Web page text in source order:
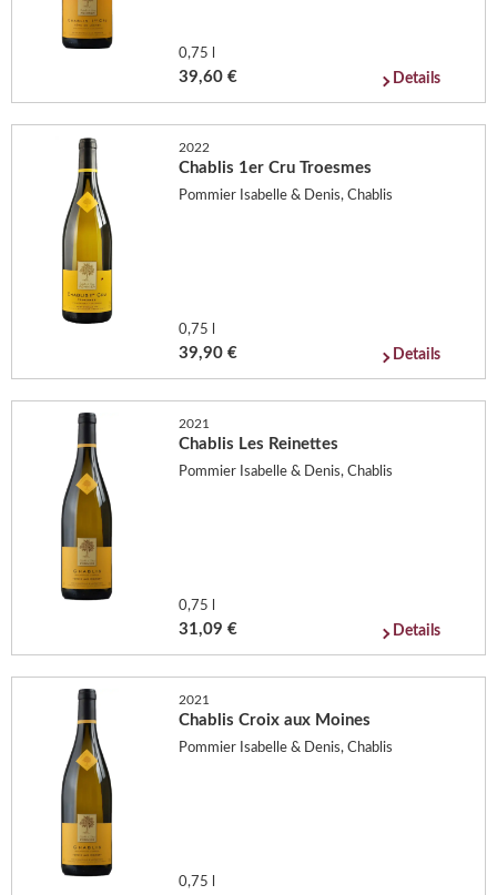
0,75 l
39,60 € Details
2022
Chablis 1er Cru Troesmes
Pommier Isabelle & Denis, Chablis
0,75 l
39,90 € Details
2021
Chablis Les Reinettes
Pommier Isabelle & Denis, Chablis
0,75 l
31,09 € Details
2021
Chablis Croix aux Moines
Pommier Isabelle & Denis, Chablis
0,75 l